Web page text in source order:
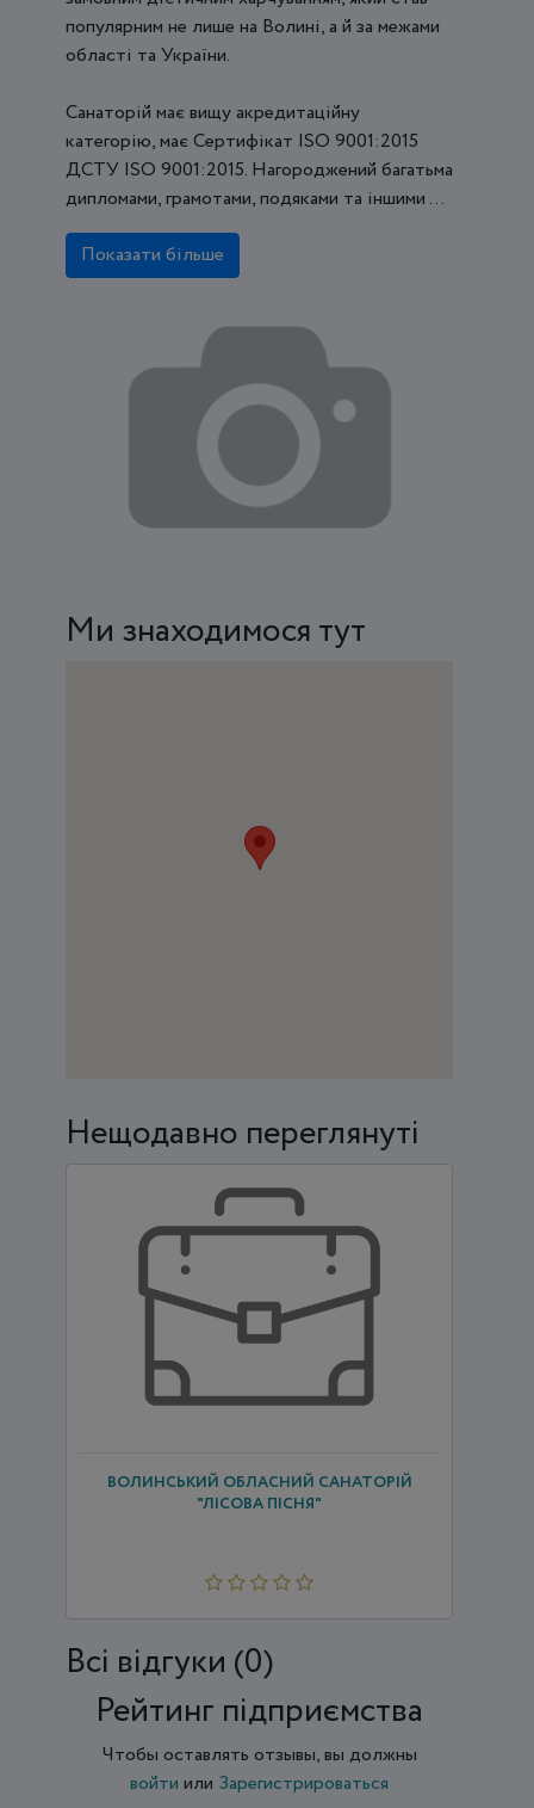
популярним не лише на Волині, а й за межами
області та України.
Санаторій має вищу акредитаційну
категорію, має Сертифікат ISO 9001:2015
ДСТУ ISO 9001:2015. Нагороджений багатьма
дипломами, грамотами, подяками та іншими ...
Показати більше
Ми знаходимося тут
Нещодавно переглянуті
ВОЛИНСЬКИЙ ОБЛАСНИЙ САНАТОРІЙ
"ЛІСОВА ПІСНЯ"
Всi відгуки (0)
Рейтинг підприємства
Чтобы оставлять отзывы, вы должны
войти или Зарегистрироваться